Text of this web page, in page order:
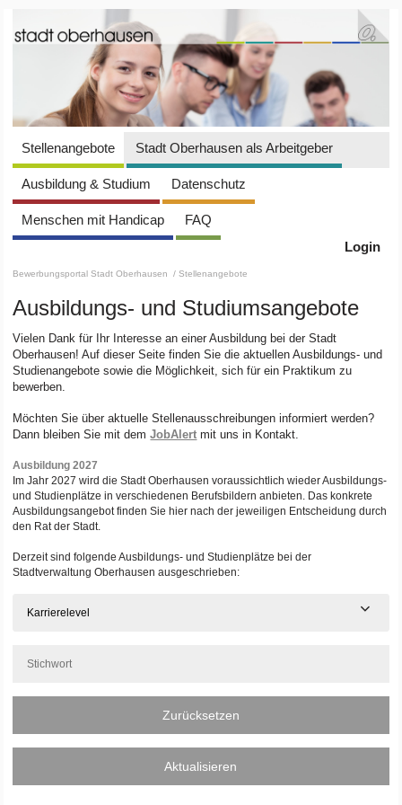
Stellenangebote Stadt Oberhausen als Arbeitgeber
Ausbildung & Studium Datenschutz
Menschen mit Handicap
FAQ
Login
Bewerbungsportal Stadt Oberhausen / Stellenangebote
Ausbildungs- und Studiumsangebote
Vielen Dank für Ihr Interesse an einer Ausbildung bei der Stadt
Oberhausen! Auf dieser Seite finden Sie die aktuellen Ausbildungs- und
Studienangebote sowie die Möglichkeit, sich für ein Praktikum zu
bewerben.
Möchten Sie über aktuelle Stellenausschreibungen informiert werden?
Dann bleiben Sie mit demJobAlert mit uns in Kontakt.
Ausbildung 2027
Im Jahr 2027 wird die Stadt Oberhausen voraussichtlich wieder Ausbildungs-
und Studienplätze in verschiedenen Berufsbildern anbieten. Das konkrete
Ausbildungsangebot finden Sie hier nach der jeweiligen Entscheidung durch
den Rat der Stadt.
Derzeit sind folgende Ausbildungs- und Studienplätze bei der
Stadtverwaltung Oberhausen ausgeschrieben:
Karrierelevel
Zurücksetzen
Aktualisieren